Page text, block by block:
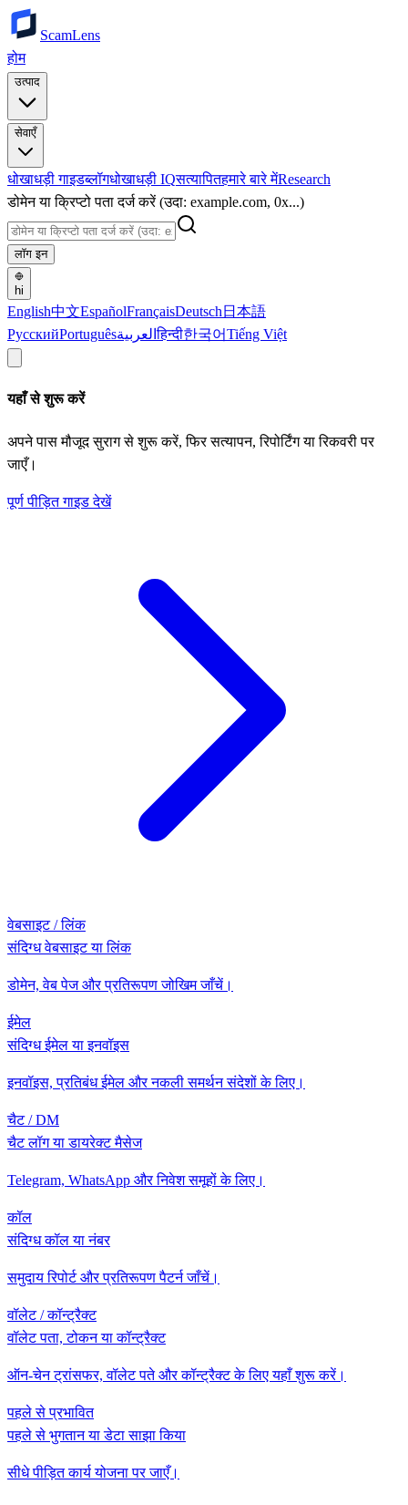
ScamLens
होम
उत्पाद
सेवाएँ
धोखाधड़ी गाइडब्लॉगधोखाधड़ी IQसत्यापितहमारे बारे मेंResearch
डोमेन या क्रिप्टो पता दर्ज करें (उदा: example.com, 0x...)
लॉग इन
hi
English中文EspañolFrançaisDeutsch 日本語
РусскийPortuguêsالعربيةहिन्दी한국어Tiếng Việt
यहाँ से शुरू करें
अपने पास मौजूद सुराग से शुरू करें, फिर सत्यापन, रिपोर्टिंग या रिकवरी पर
जाएँ।
पूर्ण पीड़ित गाइड देखें
वेबसाइट / लिंक
संदिग्ध वेबसाइट या लिंक
डोमेन, वेब पेज और प्रतिरूपण जोखिम जाँचें।
ईमेल
संदिग्ध ईमेल या इनवॉइस
इनवॉइस, प्रतिबंध ईमेल और नकली समर्थन संदेशों के लिए।
चैट / DM
चैट लॉग या डायरेक्ट मैसेज
Telegram, WhatsApp और निवेश समूहों के लिए।
कॉल
संदिग्ध कॉल या नंबर
समुदाय रिपोर्ट और प्रतिरूपण पैटर्न जाँचें।
वॉलेट / कॉन्ट्रैक्ट
वॉलेट पता, टोकन या कॉन्ट्रैक्ट
ऑन-चेन ट्रांसफर, वॉलेट पते और कॉन्ट्रैक्ट के लिए यहाँ शुरू करें।
पहले से प्रभावित
पहले से भुगतान या डेटा साझा किया
सीधे पीड़ित कार्य योजना पर जाएँ।